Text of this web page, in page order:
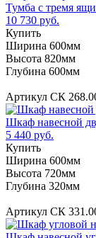
Тумба с тремя
10 730 руб.
Купить
Ширина 600мм
Высота 820мм
Глубина 600мм
Артикул СК
Шкаф навесной
5 440 руб.
Купить
Ширина 600мм
Высота 720мм
Глубина 320мм
Артикул СК